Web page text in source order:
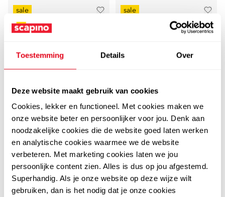
Toestemming Details Over
Deze website maakt gebruik van cookies
Cookies, lekker en functioneel. Met cookies maken we
onze website beter en persoonlijker voor jou. Denk aan
noodzakelijke cookies die de website goed laten werken
en analytische cookies waarmee we de website
verbeteren. Met marketing cookies laten we jou
persoonlijke content zien. Alles is dus op jou afgestemd.
Superhandig. Als je onze website op deze wijze wilt
gebruiken, dan is het nodig dat je onze cookies
sale
5,0
Puma
Puma Club II Era suede
dames sneakers roze
groen
64,993200
sale
5,0
Ecco
ECCO Classic leren
dames sneakers wit
139,995900